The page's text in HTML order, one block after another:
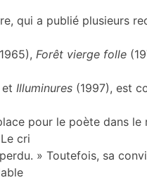
qui a publié plusieurs
Forêt vierge folle
Illuminures (1997), est
pour le poète dans le
Le cri
» Toutefois, sa